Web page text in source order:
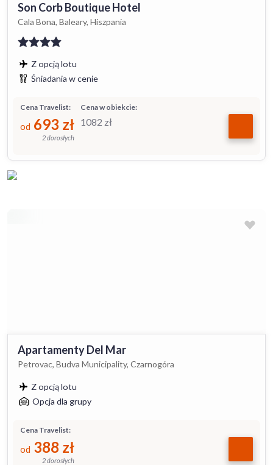
Son Corb Boutique Hotel
Cala Bona, Baleary, Hiszpania
Z opcją lotu
Śniadania w cenie
Cena w obiekcie:
1082 zł
Cena Travelist:
od 693 zł
2 dorosłych
Apartamenty Del Mar
Petrovac, Budva Municipality, Czarnogóra
Z opcją lotu
Opcja dla grupy
Cena Travelist:
od 388 zł
2 dorosłych